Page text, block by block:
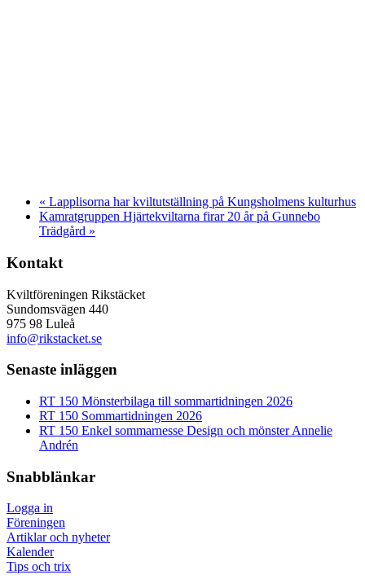
« Lapplisorna har kviltutställning på Kungsholmens kulturhus
Kamratgruppen Hjärtekviltarna firar 20 år på Gunnebo
Trädgård »
Kontakt
Kviltföreningen Rikstäcket
Sundomsvägen 440
975 98 Luleå
info@rikstacket.se
Senaste inläggen
RT 150 Mönsterbilaga till sommartidningen 2026
RT 150 Sommartidningen 2026
RT 150 Enkel sommarnesse Design och mönster Annelie
Andrén
Snabblänkar
Logga in
Föreningen
Artiklar och nyheter
Kalender
Tips och trix